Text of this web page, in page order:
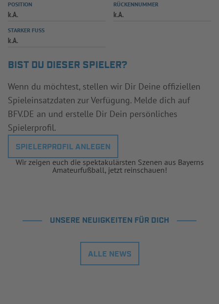
POSITION
k.A.
RÜCKENNUMMER
k.A.
STARKER FUSS
k.A.
BIST DU DIESER SPIELER?
Wenn du möchtest, stellen wir Dir Deine offiziellen
Spieleinsatzdaten zur Verfügung. Melde dich auf
BFV.DE an und erstelle Dir Dein persönliches
Spielerprofil.
SPIELERPROFIL ANLEGEN
Wir zeigen euch die spektakulärsten Szenen aus Bayerns
Amateurfußball, jetzt reinschauen!
UNSERE NEUIGKEITEN FÜR DICH
ALLE NEWS